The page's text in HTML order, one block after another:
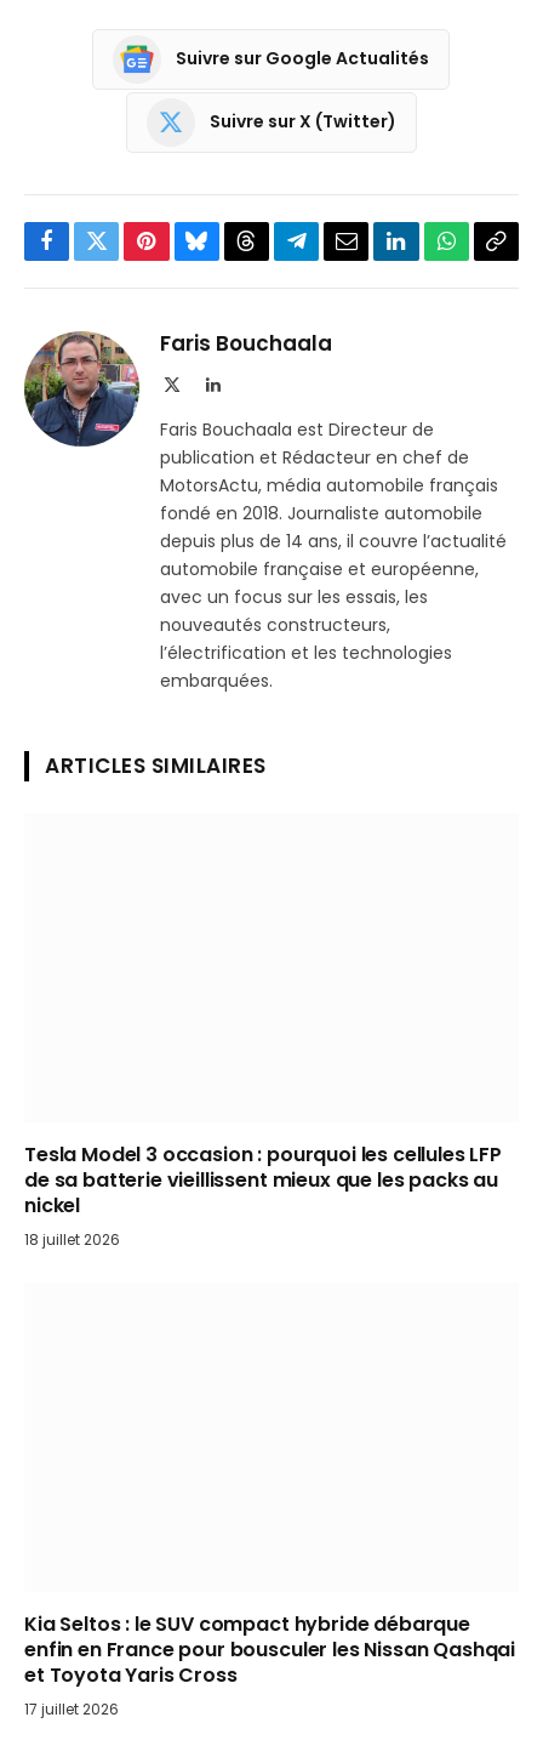
Suivre sur Google Actualités
Suivre sur X (Twitter)
Facebook
TwitterPinterestBlueskyThreadsPartager
Telegram
EmailLinkedInWhatsApp
Faris Bouchaala
LinkedIn
Faris Bouchaala est Directeur de
publication et Rédacteur en chef de
MotorsActu, média automobile français
fondé en 2018. Journaliste automobile
depuis plus de 14 ans, il couvre l’actualité
automobile française et européenne,
avec un focus sur les essais, les
nouveautés constructeurs,
l’électrification et les technologies
embarquées.
ARTICLES SIMILAIRES
Tesla Model 3 occasion : pourquoi les cellules LFP
de sa batterie vieillissent mieux que les packs au
nickel
18 juillet 2026
Kia Seltos : le SUV compact hybride débarque
enfin en France pour bousculer les Nissan Qashqai
et Toyota Yaris Cross
17 juillet 2026